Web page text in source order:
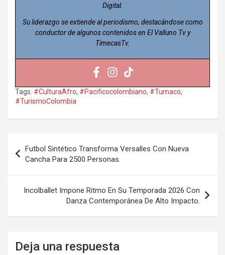
Digital.
Su liderazgo se extiende al periodismo, destacándose como
conductor de algunos contenidos en El Valluno Tv y
TimecasTv.
Tags: #CulturaAfro, #Pacificocolombiano, #Tumaco,
#TurismoColombia
de
entradas
Futbol Sintético Transforma Versalles Con Nueva
Cancha Para 2500 Personas.
Incolballet Impone Ritmo En Su Temporada 2026 Con
Danza Contemporánea De Alto Impacto.
Deja una respuesta